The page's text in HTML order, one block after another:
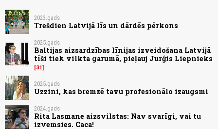
2023.gads
Trešdien Latvijā līs un dārdēs pērkons
2025.gads
Baltijas aizsardzības līnijas izveidošana Latvijā
tīši tiek vilkta garumā, pieļauj Jurģis Liepnieks
31
2025.gads
Uzzini, kas bremzē tavu profesionālo izaugsmi
2024.gads
Rita Lasmane aizsvilstas: Nav svarīgi, vai tu
izvemsies. Caca!